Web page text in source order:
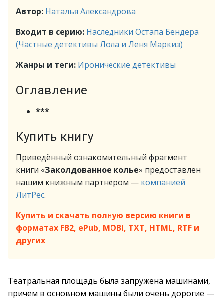
Автор: Наталья Александрова
Входит в серию: Наследники Остапа Бендера
(Частные детективы Лола и Леня Маркиз)
Жанры и теги: Иронические детективы
Оглавление
***
Купить книгу
Приведённый ознакомительный фрагмент
книги «Заколдованное колье» предоставлен
нашим книжным партнёром — компанией
ЛитРес.
Купить и скачать полную версию книги в
форматах FB2, ePub, MOBI, TXT, HTML, RTF и
других
Театральная площадь была запружена машинами,
причем в основном машины были очень дорогие —